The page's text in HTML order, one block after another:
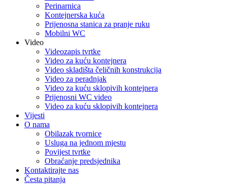
Perinarnica
Kontejnerska kuća
Prijenosna stanica za pranje ruku
Mobilni WC
Video
Videozapis tvrtke
Video za kuću kontejnera
Video skladišta čeličnih konstrukcija
Video za peradnjak
Video za kuću sklopivih kontejnera
Prijenosni WC video
Video za kuću sklopivih kontejnera
Vijesti
O nama
Obilazak tvornice
Usluga na jednom mjestu
Povijest tvrtke
Obraćanje predsjednika
Kontaktirajte nas
Česta pitanja